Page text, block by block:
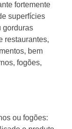
fortemente
superfícies
gorduras
restaurantes,
bem
fogões,
ou fogões: